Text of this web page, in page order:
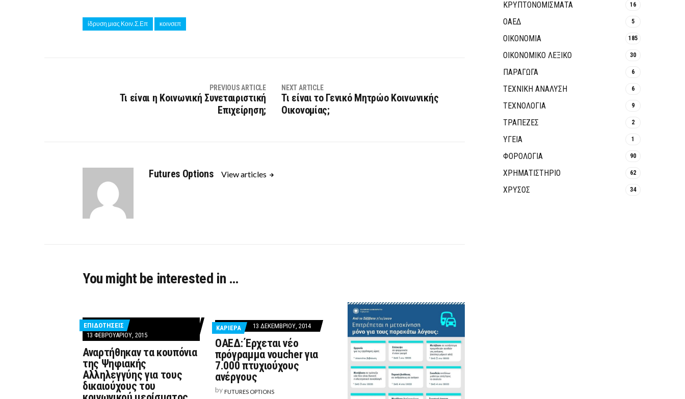
ίδρυση μιας Κοιν.Σ.Επ κοινσεπ
PREVIOUS ARTICLE
Τι είναι η Κοινωνική Συνεταιριστική
Επιχείρηση;
NEXT ARTICLE
Τι είναι το Γενικό Μητρώο Κοινωνικής
Οικονομίας;
Futures Options View articles
You might be interested in …
ΕΠΙΔΟΤΗΣΕΙΣ
13 ΦΕΒΡΟΥΑΡΊΟΥ, 2015
Αναρτήθηκαν τα κουπόνια
της Ψηφιακής
Αλληλεγγύης για τους
δικαιούχους του
ΚΑΡΙΕΡΑ 13 ΔΕΚΕΜΒΡΊΟΥ, 2014
ΟΑΕΔ: Έρχεται νέο
πρόγραμμα voucher για
7.000 πτυχιούχους
ανέργους
by FUTURES OPTIONS
ΚΡΥΠΤΟΝΟΜΊΣΜΑΤΑ 16
ΟΑΕΔ 5
ΟΙΚΟΝΟΜΙΑ 185
ΟΙΚΟΝΟΜΙΚΟ ΛΕΞΙΚΟ 30
ΠΑΡΑΓΩΓΑ 6
ΤΕΧΝΙΚΗ ΑΝΑΛΥΣΗ 6
ΤΕΧΝΟΛΟΓΙΑ 9
ΤΡΆΠΕΖΕΣ 2
ΥΓΕΙΑ 1
ΦΟΡΟΛΟΓΙΑ 90
ΧΡΗΜΑΤΙΣΤΗΡΙΟ 62
ΧΡΥΣΟΣ 34